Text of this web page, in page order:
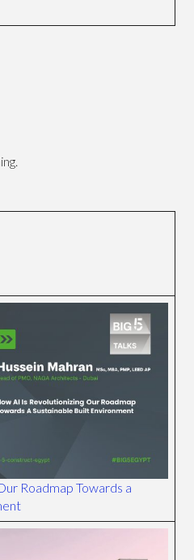
Roadmap Towards a